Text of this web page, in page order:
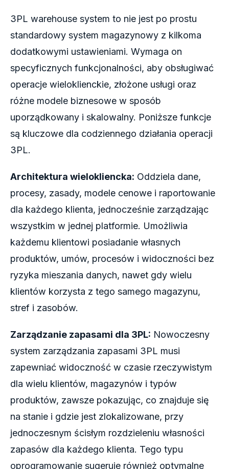
3PL warehouse system to nie jest po prostu
standardowy system magazynowy z kilkoma
dodatkowymi ustawieniami. Wymaga on
specyficznych funkcjonalności, aby obsługiwać
operacje wieloklienckie, złożone usługi oraz
różne modele biznesowe w sposób
uporządkowany i skalowalny. Poniższe funkcje
są kluczowe dla codziennego działania operacji
3PL.
Architektura wielokliencka: Oddziela dane,
procesy, zasady, modele cenowe i raportowanie
dla każdego klienta, jednocześnie zarządzając
wszystkim w jednej platformie. Umożliwia
każdemu klientowi posiadanie własnych
produktów, umów, procesów i widoczności bez
ryzyka mieszania danych, nawet gdy wielu
klientów korzysta z tego samego magazynu,
stref i zasobów.
Zarządzanie zapasami dla 3PL: Nowoczesny
system zarządzania zapasami 3PL musi
zapewniać widoczność w czasie rzeczywistym
dla wielu klientów, magazynów i typów
produktów, zawsze pokazując, co znajduje się
na stanie i gdzie jest zlokalizowane, przy
jednoczesnym ścisłym rozdzieleniu własności
zapasów dla każdego klienta. Tego typu
oprogramowanie sugeruje również optymalne